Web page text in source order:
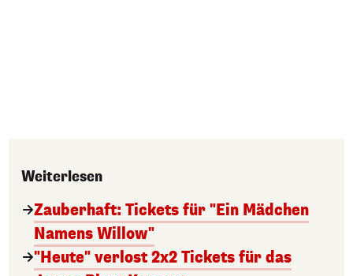
Weiterlesen
Zauberhaft: Tickets für "Ein Mädchen
Namens Willow"
"Heute" verlost 2x2 Tickets für das